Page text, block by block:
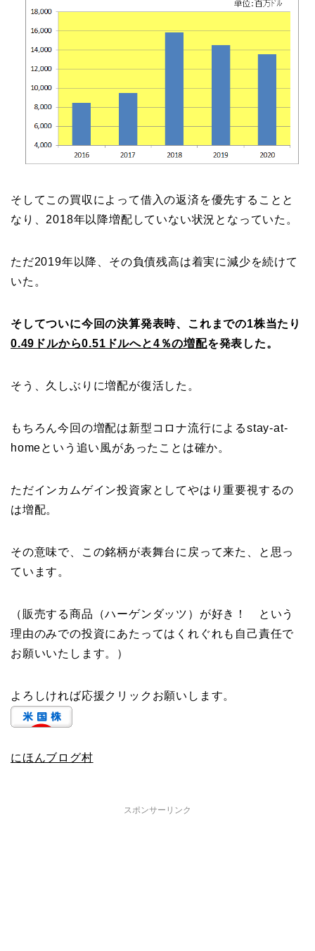
そしてこの買収によって借入の返済を優先することと
なり、2018年以降増配していない状況となっていた。
ただ2019年以降、その負債残高は着実に減少を続けて
いた。
そしてついに今回の決算発表時、これまでの1株当たり
0.49ドルから0.51ドルへと4％の増配を発表した。
そう、久しぶりに増配が復活した。
もちろん今回の増配は新型コロナ流行によるstay-at-
homeという追い風があったことは確か。
ただインカムゲイン投資家としてやはり重要視するの
は増配。
その意味で、この銘柄が表舞台に戻って来た、と思っ
ています。
（販売する商品（ハーゲンダッツ）が好き！ という
理由のみでの投資にあたってはくれぐれも自己責任で
お願いいたします。）
よろしければ応援クリックお願いします。
にほんブログ村
スポンサーリンク